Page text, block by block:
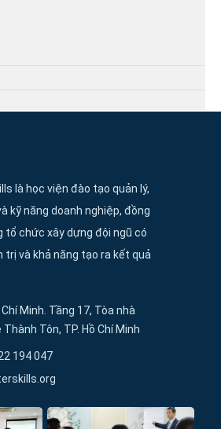
là học viện đào tạo quản lý,
kỹ năng doanh nghiệp, đồng
tổ chức xây dựng đội ngũ có
trị và khả năng tạo ra kết quả
Minh. Tầng 17, Tòa nhà
Tôn, TP. Hồ Chí Minh
194 047